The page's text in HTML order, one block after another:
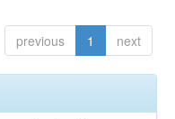
previous 1 next